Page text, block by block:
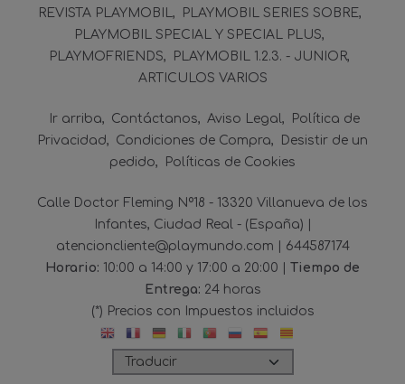
REVISTA PLAYMOBIL
PLAYMOBIL SERIES SOBRE
PLAYMOBIL SPECIAL Y SPECIAL PLUS
PLAYMOFRIENDS
PLAYMOBIL 1.2.3. - JUNIOR
ARTICULOS VARIOS
Ir arriba Contáctanos Aviso Legal
Política de
Privacidad
Condiciones de Compra
Desistir de un
pedido
Políticas de Cookies
Calle Doctor Fleming Nº18 - 13320 Villanueva de los
Infantes, Ciudad Real - (España) |
atencioncliente@playmundo.com | 644587174
Horario: 10:00 a 14:00 y 17:00 a 20:00 | Tiempo de
Entrega: 24 horas
(*) Precios con Impuestos incluidos